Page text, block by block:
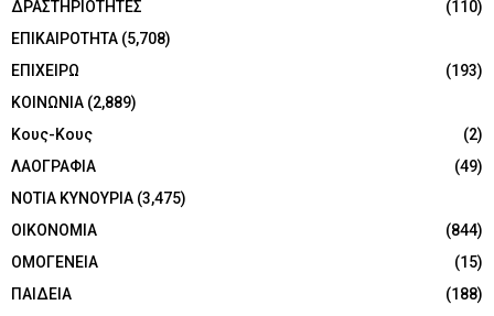
ΔΡΑΣΤΗΡΙΟΤΗΤΕΣ
(110)
ΕΠΙΚΑΙΡΟΤΗΤΑ (5,708)
ΕΠΙΧΕΙΡΩ
(193)
ΚΟΙΝΩΝΙΑ (2,889)
Κους-Κους
(2)
ΛΑΟΓΡΑΦΙΑ
(49)
ΝΟΤΙΑ ΚΥΝΟΥΡΙΑ (3,475)
ΟΙΚΟΝΟΜΙΑ
(844)
ΟΜΟΓΕΝΕΙΑ
(15)
ΠΑΙΔΕΙΑ
(188)